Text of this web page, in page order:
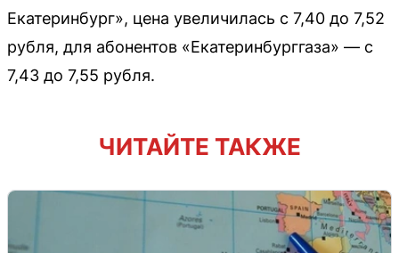
Екатеринбург», цена увеличилась с 7,40 до 7,52
рубля, для абонентов «Екатеринбурггаза» — с
7,43 до 7,55 рубля.
ЧИТАЙТЕ ТАКЖЕ